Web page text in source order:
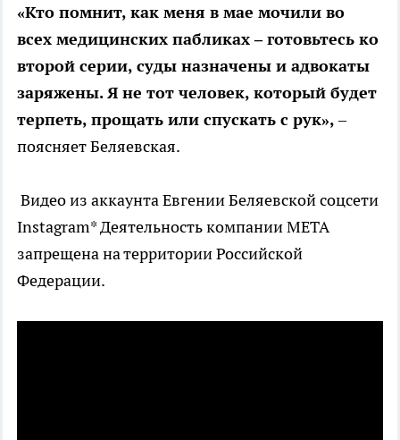
«Кто помнит, как меня в мае мочили во
всех медицинских пабликах – готовьтесь ко
второй серии, суды назначены и адвокаты
заряжены. Я не тот человек, который будет
терпеть, прощать или спускать с рук»,–
поясняет Беляевская.
Видео из аккаунта Евгении Беляевской соцсети
Instagram* Деятельность компании МЕТА
запрещена на территории Российской
Федерации.